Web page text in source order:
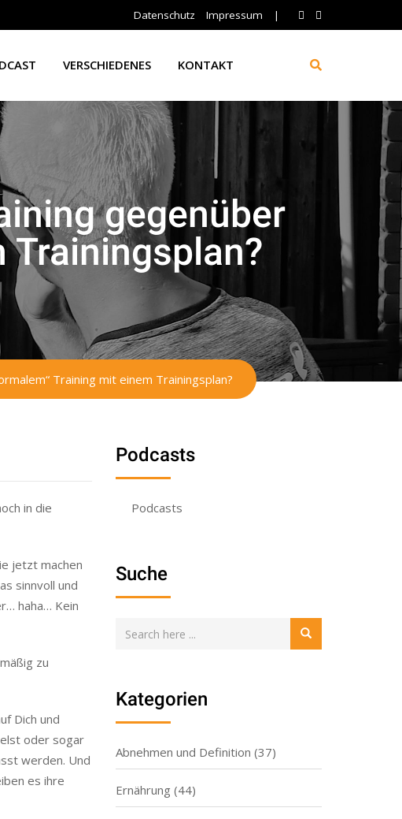
Datenschutz Impressum |
VERSCHIEDENES KONTAKT
gegenüber
Trainingsplan?
Training mit einem Trainingsplan?
in die
jetzt machen
sinnvoll und
haha… Kein
zu
Dich und
oder sogar
werden. Und
es ihre
Podcasts
Podcasts
Suche
Kategorien
Abnehmen und Definition (37)
Ernährung (44)